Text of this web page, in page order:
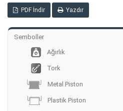
PDF İndir Yazdır
Semboller
Ağırlık
Tork
Metal Piston
Plastik Piston